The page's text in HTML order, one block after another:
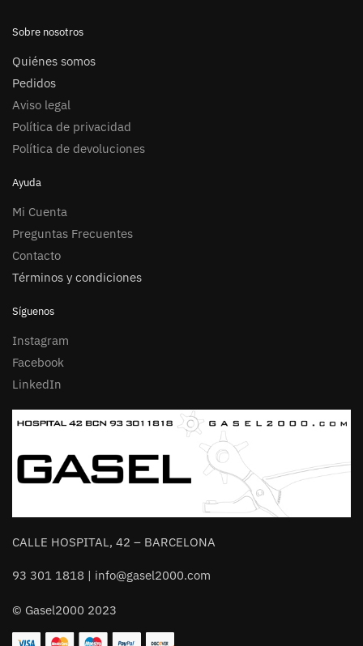
Sobre nosotros
Quiénes somos
Pedidos
Aviso legal
Política de privacidad
Política de devoluciones
Ayuda
Mi Cuenta
Preguntas Frecuentes
Contacto
Términos y condiciones
Síguenos
Instagram
Facebook
LinkedIn
CALLE HOSPITAL, 42 – BARCELONA
93 301 1818 | info@gasel2000.com
© Gasel2000 2023